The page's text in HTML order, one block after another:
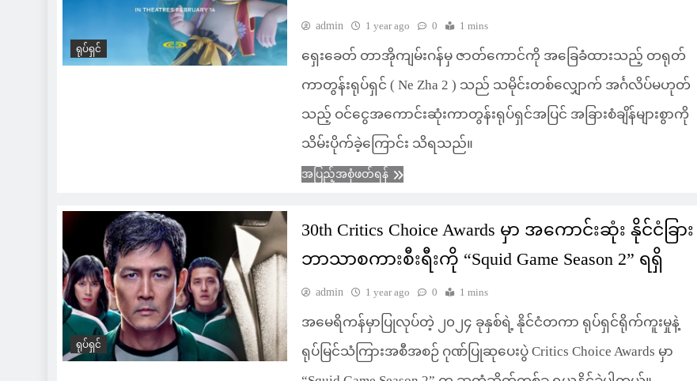
ရုပ်ရှင်
admin 1 year ago 0 1 mins
ရှေးခေတ် တာအိုကျမ်းဂန်မှ ဇာတ်ကောင်ကို အခြေခံထားသည့် တရုတ်
ကာတွန်းရုပ်ရှင် ( Ne Zha 2 ) သည် သမိုင်းတစ်လျှောက် အင်္ဂလိပ်မဟုတ်
သည့် ဝင်ငွေအကောင်းဆုံးကာတွန်းရုပ်ရှင်အပြင် အခြားစံချိန်များစွာကို
သိမ်းပိုက်ခဲ့ကြောင်း သိရသည်။
အပြည့်အစုံဖတ်ရန်
ရုပ်ရှင်
30th Critics Choice Awards မှာ အကောင်းဆုံး နိုင်ငံခြား
ဘာသာစကားစီးရီးကို “Squid Game Season 2” ရရှိ
admin 1 year ago 0 1 mins
အမေရိကန်မှာပြုလုပ်တဲ့ ၂၀၂၄ ခုနှစ်ရဲ့ နိုင်ငံတကာ ရုပ်ရှင်ရိုက်ကူးမှုနဲ့
ရုပ်မြင်သံကြားအစီအစဉ် ဂုဏ်ပြုဆုပေးပွဲ Critics Choice Awards မှာ